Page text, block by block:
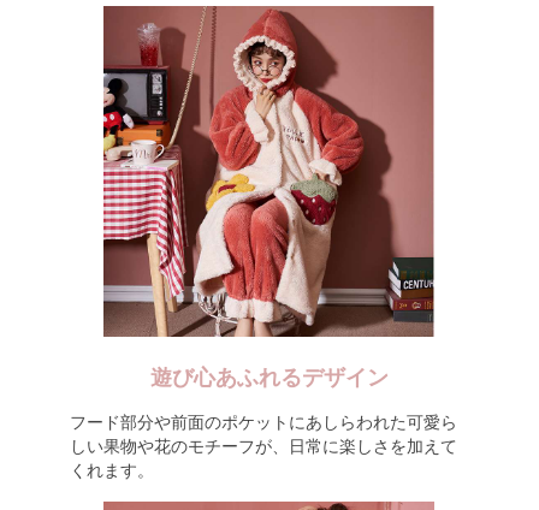
遊び心あふれるデザイン
フード部分や前面のポケットにあしらわれた可愛ら
しい果物や花のモチーフが、日常に楽しさを加えて
くれます。